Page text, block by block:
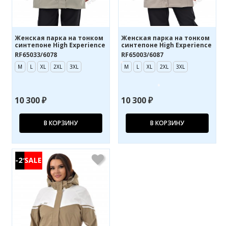
Женская парка на тонком
синтепоне High Experience
RF65033/6078
M L XL 2XL 3XL
10 300 ₽
В КОРЗИНУ
Женская парка на тонком
синтепоне High Experience
RF65003/6087
M L XL 2XL 3XL
10 300 ₽
В КОРЗИНУ
-21%